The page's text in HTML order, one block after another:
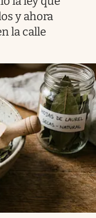
y ahora
la calle